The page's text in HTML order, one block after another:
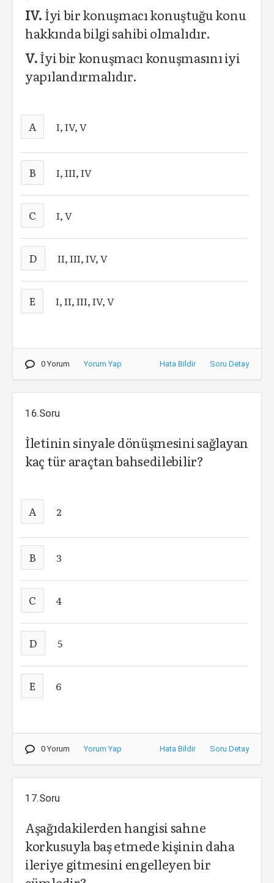
IV. İyi bir konuşmacı konuştuğu konu
hakkında bilgi sahibi olmalıdır.
V.İyi bir konuşmacı konuşmasını iyi
yapılandırmalıdır.
A I, IV, V
B I, III, IV
C I, V
D II, III, IV, V
E I, II, III, IV, V
0 Yorum Yorum Yap Hata Bildir Soru Detay
16.Soru
İletinin sinyale dönüşmesini sağlayan
kaç tür araçtan bahsedilebilir?
A 2
B 3
C 4
D 5
E 6
0 Yorum Yorum Yap Hata Bildir Soru Detay
17.Soru
Aşağıdakilerden hangisi sahne
korkusuyla baş etmede kişinin daha
ileriye gitmesini engelleyen bir